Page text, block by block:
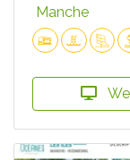
Manche